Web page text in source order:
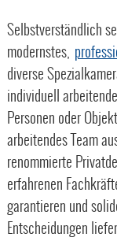
Selbstverständlich
modernstes,
diverse
individuell
Personen oder
arbeitendes Team
renommierte
erfahrenen
garantieren und
Entscheidungen